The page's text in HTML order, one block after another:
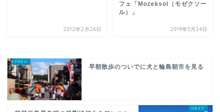
2012年2月26日
フェ「Mozeksol（モゼクソー
ル）」
2019年5月24日
早朝散歩のついでに犬と輪島朝市を見る